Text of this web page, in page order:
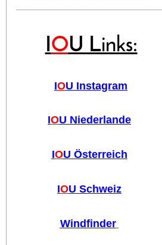
IOU Links:
IOU Instagram
IOU Niederlande
IOU Österreich
IOU Schweiz
Windfinder